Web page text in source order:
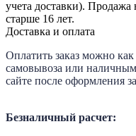
учета доставки).
старше 16 лет.
Доставка и оплата
Оплатить заказ можно
самовывоза или
сайте после оформления
Безналичный расчет: